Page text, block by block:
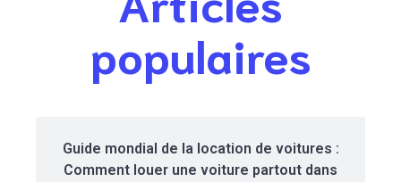
populaires
Guide mondial de la location de voitures :
Comment louer une voiture partout dans